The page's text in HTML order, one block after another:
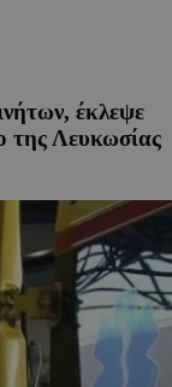
έκλεψε
της Λευκωσίας